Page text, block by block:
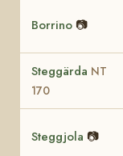
Borrino 📷
Steggärda NT
170
Steggjola 📷